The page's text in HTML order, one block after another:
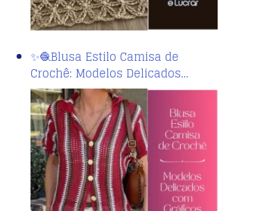
✨🧶Blusa Estilo Camisa de
Crochê: Modelos Delicados…